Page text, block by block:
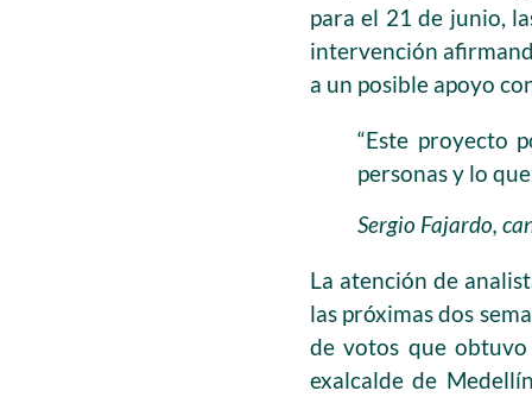
para el 21 de junio,
intervención
a un posible apoyo
“Este proyecto
personas y lo
Sergio Fajardo,
La atención de
las próximas dos
de votos que
exalcalde de